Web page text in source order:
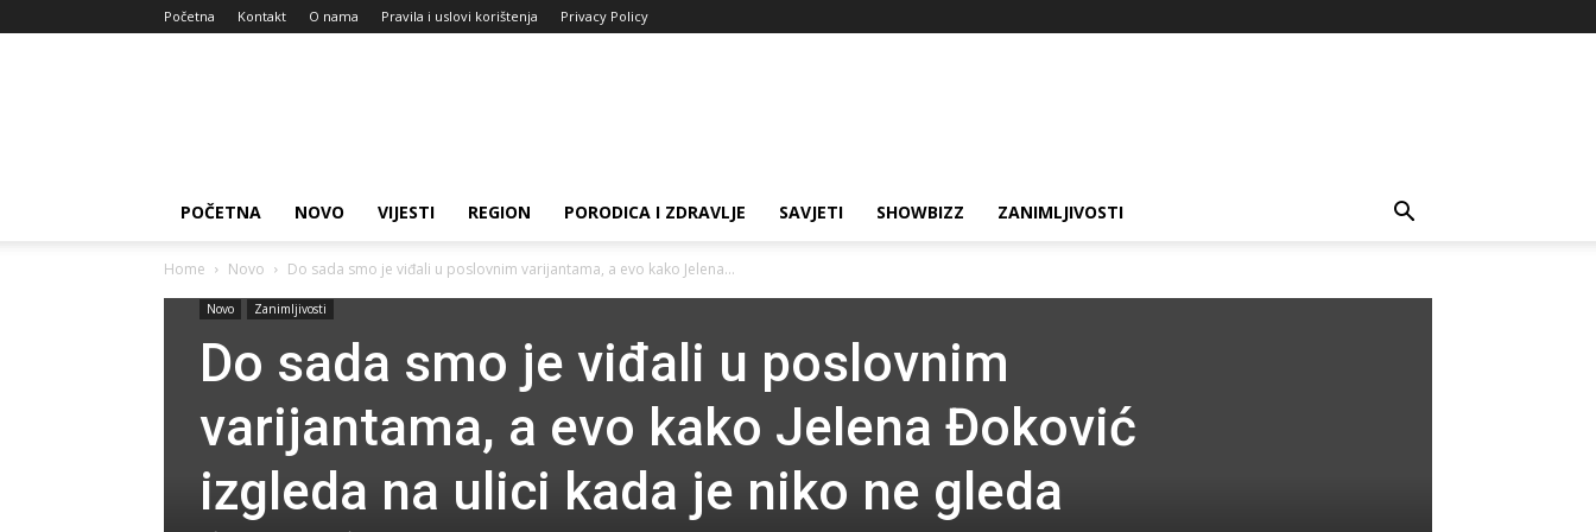
Početna Kontakt O nama Pravila i uslovi korištenja Privacy Policy
POČETNA NOVO VIJESTI REGION PORODICA I ZDRAVLJE SAVJETI SHOWBIZZ ZANIMLJIVOSTI
Home Novo Do sada smo je viđali u poslovnim varijantama, a evo kako Jelena...
Novo Zanimljivosti
Do sada smo je viđali u poslovnim
varijantama, a evo kako Jelena Đoković
izgleda na ulici kada je niko ne gleda